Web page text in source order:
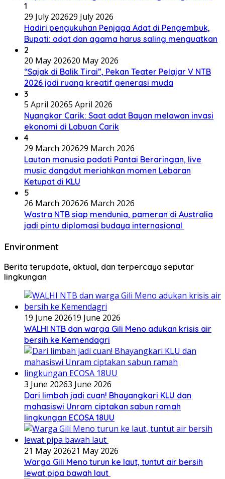
1
29 July 202629 July 2026
Hadiri pengukuhan Penjaga Adat di Pengembuk,
Bupati: adat dan agama harus saling menguatkan
2
20 May 202620 May 2026
“Sajak di Balik Tirai”, Pekan Teater Pelajar V NTB
2026 jadi ruang kreatif generasi muda
3
5 April 20265 April 2026
Nyangkar Carik: Saat adat Bayan melawan invasi
ekonomi di Labuan Carik
4
29 March 202629 March 2026
Lautan manusia padati Pantai Beraringan, live
music dangdut meriahkan momen Lebaran
Ketupat di KLU
5
26 March 202626 March 2026
Wastra NTB siap mendunia, pameran di Australia
jadi pintu diplomasi budaya internasional
Environment
Berita terupdate, aktual, dan terpercaya seputar
lingkungan
19 June 202619 June 2026
WALHI NTB dan warga Gili Meno adukan krisis air
bersih ke Kemendagri
3 June 20263 June 2026
Dari limbah jadi cuan! Bhayangkari KLU dan
mahasiswi Unram ciptakan sabun ramah
lingkungan ECOSA 18UU
21 May 202621 May 2026
Warga Gili Meno turun ke laut, tuntut air bersih
lewat pipa bawah laut